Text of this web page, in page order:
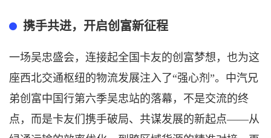
携手共进，开启创富新征程
一场吴忠盛会，连接起全国卡友的创富梦想，也为这
座西北交通枢纽的物流发展注入了“强心剂”。中汽兄
弟创富中国行第六季吴忠站的落幕，不是交流的终
点，而是卡友们携手破局、共谋发展的新起点——从